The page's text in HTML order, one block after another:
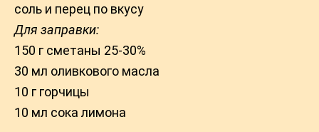
соль и перец по вкусу
Для заправки:
150 г сметаны 25-30%
30 мл оливкового масла
10 г горчицы
10 мл сока лимона